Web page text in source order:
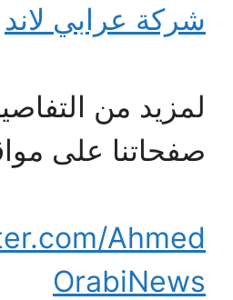
شركة عرابي لاند
لمزيد من
صفحاتنا على
Ahmed
OrabiNews